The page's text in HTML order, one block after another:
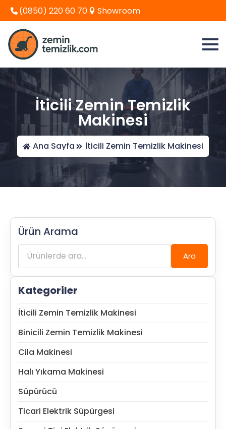
(0850) 220 60 70 Showroom
İticili Zemin Temizlik
Makinesi
Ana Sayfa İticili Zemin Temizlik Makinesi
Ürün Arama
Ara:
Ara
Kategoriler
İticili Zemin Temizlik Makinesi
Binicili Zemin Temizlik Makinesi
Cila Makinesi
Halı Yıkama Makinesi
Süpürücü
Ticari Elektrik Süpürgesi